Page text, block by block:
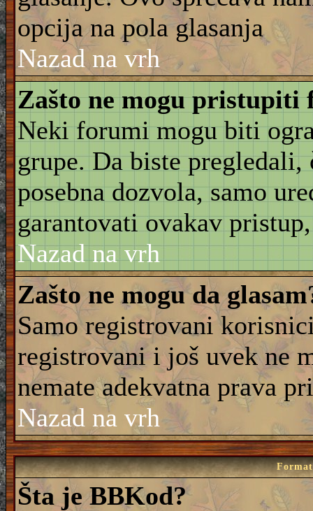
opcija na pola glasanja
Nazad na vrh
Zašto ne mogu pristupiti
Neki forumi mogu biti
grupe. Da biste
posebna dozvola, samo
garantovati ovakav
Nazad na vrh
Zašto ne mogu da
Samo registrovani
registrovani i još uvek ne
nemate adekvatna prava
Nazad na vrh
Šta je BBKod?